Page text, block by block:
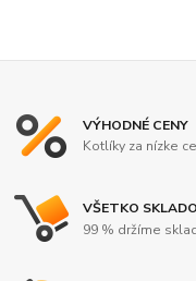
VÝHODNÉ CENY
Kotlíky za nízke
VŠETKO
99 % držíme